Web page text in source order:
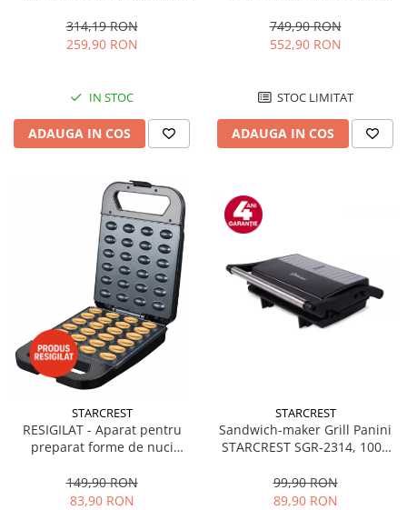
detasabil 1.5L, dispozitiv
spumare, filtru dublu din
314,19 RON
259,90 RON
IN STOC
ADAUGA IN COS
92L, Iluminare interioara,H 83
cm, Alb
749,90 RON
552,90 RON
STOC LIMITAT
ADAUGA IN COS
STARCREST
RESIGILAT - Aparat pentru
preparat forme de nuci
forme, 1400W, Indicator
luminos, Placi antiaderente,
149,90 RON
83,90 RON
STARCREST
Sandwich-maker Grill Panini
STARCREST SGR-2314, 1000
Deschidere 180°, Suprafata
de gatire 23 x 14 cm, Negru
99,90 RON
89,90 RON